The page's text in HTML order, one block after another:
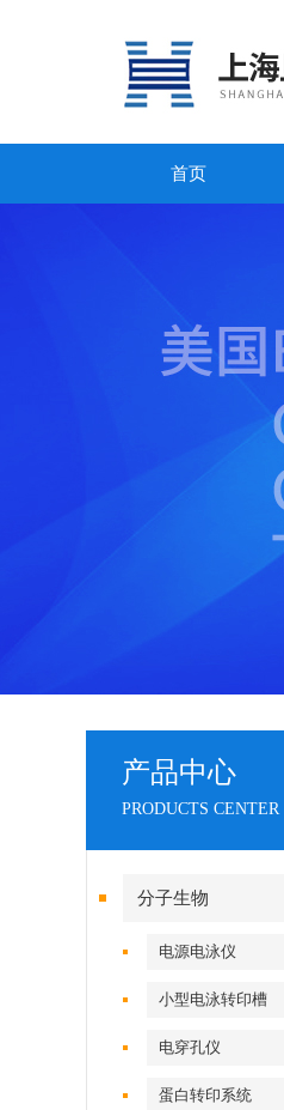
首页
产品中心
PRODUCTS CENTER
分子生物
电源电泳仪
小型电泳转印槽
电穿孔仪
蛋白转印系统